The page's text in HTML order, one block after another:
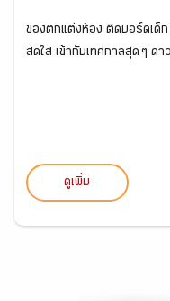
ของตกแต่งห้อง ติดบอร์ดเด็ก
สดใส เข้ากับเทศกาลสุด ๆ ดา
ดูเพิ่ม